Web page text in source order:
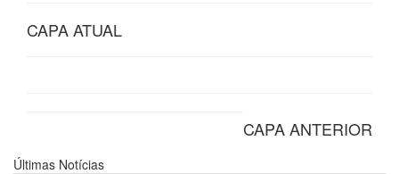
CAPA ATUAL
CAPA ANTERIOR
Últimas Notícias